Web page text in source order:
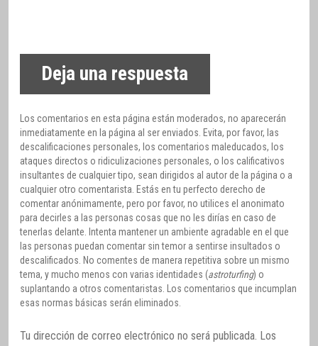
Deja una respuesta
Los comentarios en esta página están moderados, no aparecerán
inmediatamente en la página al ser enviados. Evita, por favor, las
descalificaciones personales, los comentarios maleducados, los
ataques directos o ridiculizaciones personales, o los calificativos
insultantes de cualquier tipo, sean dirigidos al autor de la página o a
cualquier otro comentarista. Estás en tu perfecto derecho de
comentar anónimamente, pero por favor, no utilices el anonimato
para decirles a las personas cosas que no les dirías en caso de
tenerlas delante. Intenta mantener un ambiente agradable en el que
las personas puedan comentar sin temor a sentirse insultados o
descalificados. No comentes de manera repetitiva sobre un mismo
tema, y mucho menos con varias identidades (astroturfing) o
suplantando a otros comentaristas. Los comentarios que incumplan
esas normas básicas serán eliminados.
Tu dirección de correo electrónico no será publicada. Los